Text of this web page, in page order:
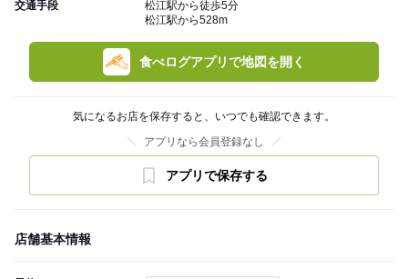
交通手段
松江駅から徒歩5分
松江駅から528m
食べログアプリで地図を開く
気になるお店を保存すると、いつでも確認できます。
アプリなら会員登録なし
アプリで保存する
店舗基本情報